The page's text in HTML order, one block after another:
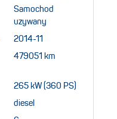
Samochod
uzywany
2014-11
479051 km
265 kW (360 PS)
diesel